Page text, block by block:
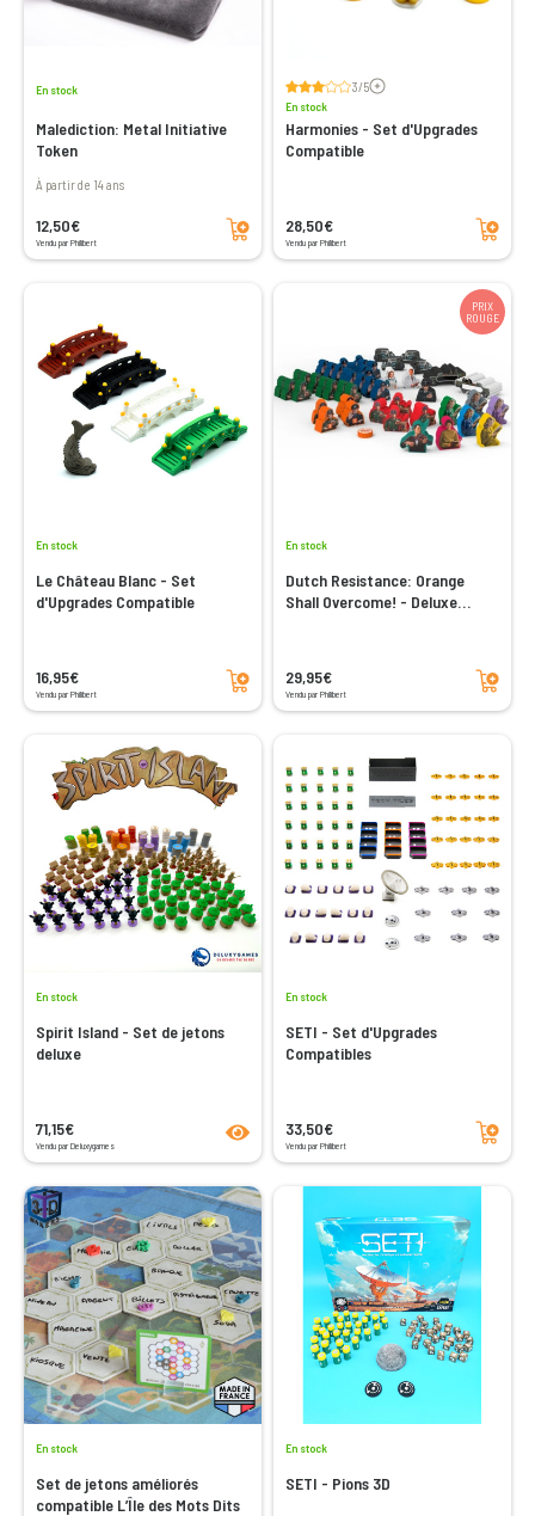
En stock
Malediction: Metal Initiative
Token
à partir de 14 ans
12,50€
Vendu par Philibert
Ajouter au panier
3/5Voir les avis
En stock
Harmonies - Set d'Upgrades
Compatible
28,50€
Vendu par Philibert
Ajouter au panier
En stock
Le Château Blanc - Set
d'Upgrades Compatible
16,95€
Vendu par Philibert
Ajouter au panier
PRIX
ROUGE
En stock
Dutch Resistance: Orange
Shall Overcome! - Deluxe
29,95€
Vendu par Philibert
Ajouter au panier
En stock
Spirit Island - Set de jetons
deluxe
71,15€
Vendu par Deluxygames
En stock
SETI - Set d'Upgrades
Compatibles
33,50€
Vendu par Philibert
Ajouter au panier
En stock
Set de jetons améliorés
compatible L’Île des Mots Dits
En stock
SETI - Pions 3D